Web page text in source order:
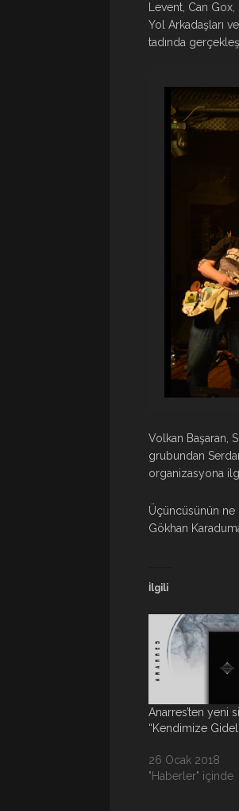
Levent, Can
Yol Arkadaşları
tadında
Volkan Başaran,
grubundan
organizasyona
Üçüncüsünün
Gökhan
İlgili
Anarres’ten yeni
“Kendimize
26 Ocak 2018
"Haberler" içinde